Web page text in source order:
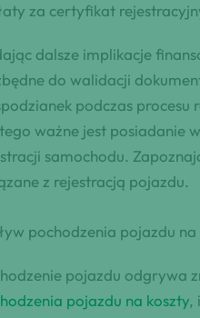
za certyfikat
dalsze implikacje
do walidacji
podczas
ważne jest posiadanie
samochodu.
z rejestracją pojazdu.
pochodzenia pojazdu na
pojazdu odgrywa
pojazdu na koszty,